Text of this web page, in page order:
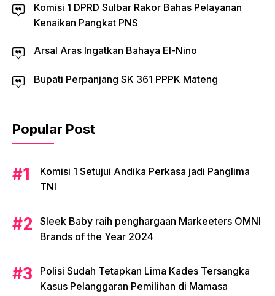
Komisi 1 DPRD Sulbar Rakor Bahas Pelayanan
Kenaikan Pangkat PNS
Arsal Aras Ingatkan Bahaya El-Nino
Bupati Perpanjang SK 361 PPPK Mateng
Popular Post
Komisi 1 Setujui Andika Perkasa jadi Panglima
TNI
Sleek Baby raih penghargaan Markeeters OMNI
Brands of the Year 2024
Polisi Sudah Tetapkan Lima Kades Tersangka
Kasus Pelanggaran Pemilihan di Mamasa